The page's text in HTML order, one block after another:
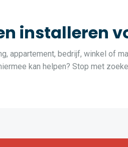
installeren
appartement, bedrijf, winkel of
kan helpen? Stop met